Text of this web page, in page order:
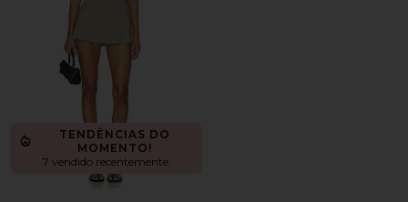
TENDÊNCIAS DO
MOMENTO!
7 vendido recentemente